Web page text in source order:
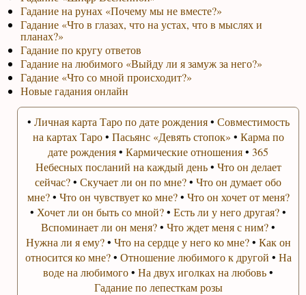
Гадание на рунах «Почему мы не вместе?»
Гадание «Что в глазах, что на устах, что в мыслях и
планах?»
Гадание по кругу ответов
Гадание на любимого «Выйду ли я замуж за него?»
Гадание «Что со мной происходит?»
Новые гадания онлайн
• Личная карта Таро по дате рождения• Совместимость
на картах Таро• Пасьянс «Девять стопок» • Карма по
дате рождения•Кармические отношения•365
Небесных посланий на каждый день• Что он делает
сейчас?•Скучает ли он по мне?•Что он думает обо
мне?• Что он чувствует ко мне?• Что он хочет от меня?
• Хочет ли он быть со мной?•Есть ли у него другая?•
Вспоминает ли он меня?•Что ждет меня с ним?•
Нужна ли я ему?• Что на сердце у него ко мне?• Как он
относится ко мне?• Отношение любимого к другой • На
воде на любимого•На двух иголках на любовь•
Гадание по лепесткам розы